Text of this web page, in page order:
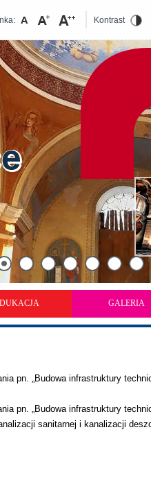
Kontrast
GALERIA
pn. „Budowa infrastruktury
pn. „Budowa infrastruktury
sanitarnej i kanalizacji